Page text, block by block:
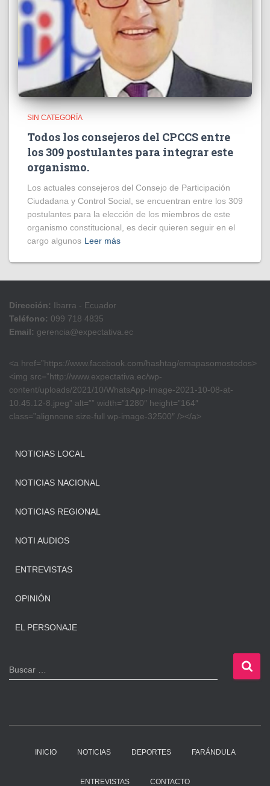
SIN CATEGORÍA
Todos los consejeros del CPCCS entre
los 309 postulantes para integrar este
organismo.
Los actuales consejeros del Consejo de Participación
Ciudadana y Control Social, se encuentran entre los 309
postulantes para la elección de los miembros de este
organismo constitucional, es decir quieren seguir en el
cargo algunos Leer más
Dirección: Ibarra - Ecuador
Teléfono: 099 718 4835
Email: gerencia@expectativa.ec
<a href=”https://www.facebook.com/hashtag/emapasomostodos>
<img src=”http://www.expectativa.ec/wp-
content/uploads/2021/10/WhatsApp-Image-2021-10-08-at-
10.45.12-8.jpeg” alt=”” width=”1280″ height=”164″
class=”alignnone size-full wp-image-32500″ /></a>
NOTICIAS LOCAL
NOTICIAS NACIONAL
NOTICIAS REGIONAL
NOTI AUDIOS
ENTREVISTAS
OPINIÓN
EL PERSONAJE
B
u
Buscar …
INICIO NOTICIAS DEPORTES FARÁNDULA
ENTREVISTAS CONTACTO